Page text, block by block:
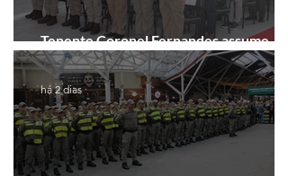
Tenente Coronel Fernandes assume
comando do 41º BPM em Gramado
há 2 dias